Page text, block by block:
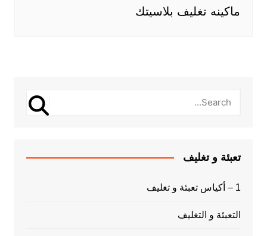
ماكينه تغليف بلاسيتك
تعبئة و تغليف
1 – أكياس تعبئة و تغليف
التعبئة و التغليف